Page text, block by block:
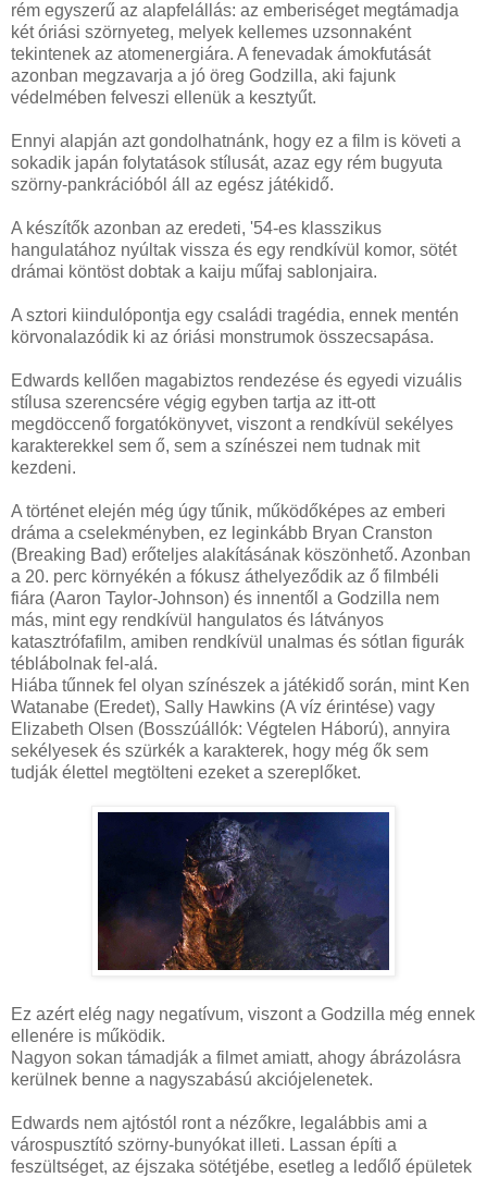
rém egyszerű az alapfelállás: az emberiséget megtámadja
két óriási szörnyeteg, melyek kellemes uzsonnaként
tekintenek az atomenergiára. A fenevadak ámokfutását
azonban megzavarja a jó öreg Godzilla, aki fajunk
védelmében felveszi ellenük a kesztyűt.
Ennyi alapján azt gondolhatnánk, hogy ez a film is követi a
sokadik japán folytatások stílusát, azaz egy rém bugyuta
szörny-pankrációból áll az egész játékidő.
A készítők azonban az eredeti, '54-es klasszikus
hangulatához nyúltak vissza és egy rendkívül komor, sötét
drámai köntöst dobtak a kaiju műfaj sablonjaira.
A sztori kiindulópontja egy családi tragédia, ennek mentén
körvonalazódik ki az óriási monstrumok összecsapása.
Edwards kellően magabiztos rendezése és egyedi vizuális
stílusa szerencsére végig egyben tartja az itt-ott
megdöccenő forgatókönyvet, viszont a rendkívül sekélyes
karakterekkel sem ő, sem a színészei nem tudnak mit
kezdeni.
A történet elején még úgy tűnik, működőképes az emberi
dráma a cselekményben, ez leginkább Bryan Cranston
(Breaking Bad) erőteljes alakításának köszönhető. Azonban
a 20. perc környékén a fókusz áthelyeződik az ő filmbéli
fiára (Aaron Taylor-Johnson) és innentől a Godzilla nem
más, mint egy rendkívül hangulatos és látványos
katasztrófafilm, amiben rendkívül unalmas és sótlan figurák
téblábolnak fel-alá.
Hiába tűnnek fel olyan színészek a játékidő során, mint Ken
Watanabe (Eredet), Sally Hawkins (A víz érintése) vagy
Elizabeth Olsen (Bosszúállók: Végtelen Háború), annyira
sekélyesek és szürkék a karakterek, hogy még ők sem
tudják élettel megtölteni ezeket a szereplőket.
Ez azért elég nagy negatívum, viszont a Godzilla még ennek
ellenére is működik.
Nagyon sokan támadják a filmet amiatt, ahogy ábrázolásra
kerülnek benne a nagyszabású akciójelenetek.
Edwards nem ajtóstól ront a nézőkre, legalábbis ami a
várospusztító szörny-bunyókat illeti. Lassan építi a
feszültséget, az éjszaka sötétjébe, esetleg a ledőlő épületek